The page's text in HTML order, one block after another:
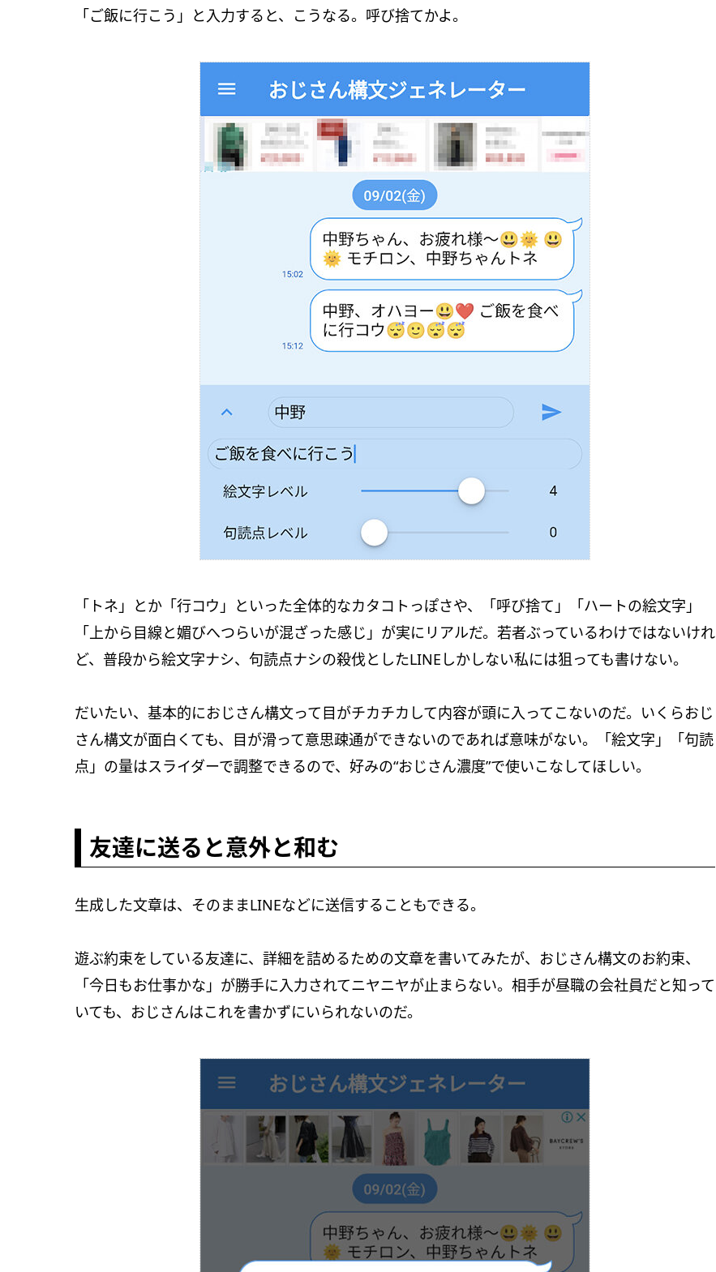
「ご飯に行こう」と入力すると、こうなる。呼び捨てかよ。
「トネ」とか「行コウ」といった全体的なカタコトっぽさや、「呼び捨て」「ハートの絵文字」
「上から目線と媚びへつらいが混ざった感じ」が実にリアルだ。若者ぶっているわけではないけれ
ど、普段から絵文字ナシ、句読点ナシの殺伐としたLINEしかしない私には狙っても書けない。
だいたい、基本的におじさん構文って目がチカチカして内容が頭に入ってこないのだ。いくらおじ
さん構文が面白くても、目が滑って意思疎通ができないのであれば意味がない。「絵文字」「句読
点」の量はスライダーで調整できるので、好みの“おじさん濃度”で使いこなしてほしい。
友達に送ると意外と和む
生成した文章は、そのままLINEなどに送信することもできる。
遊ぶ約束をしている友達に、詳細を詰めるための文章を書いてみたが、おじさん構文のお約束、
「今日もお仕事かな」が勝手に入力されてニヤニヤが止まらない。相手が昼職の会社員だと知って
いても、おじさんはこれを書かずにいられないのだ。